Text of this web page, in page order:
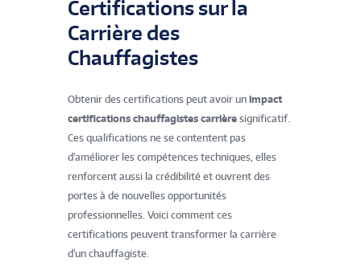
Certifications sur la
Carrière des
Chauffagistes
Obtenir des certifications peut avoir un impact
certifications chauffagistes carrière significatif.
Ces qualifications ne se contentent pas
d'améliorer les compétences techniques, elles
renforcent aussi la crédibilité et ouvrent des
portes à de nouvelles opportunités
professionnelles. Voici comment ces
certifications peuvent transformer la carrière
d'un chauffagiste.